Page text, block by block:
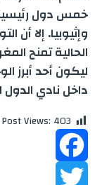
خمس دول رئيسية:
وإثيوبيا. إلا أن
الحالية تمنح
ليكون أحد أبرز
داخل نادي
Post Views: 403